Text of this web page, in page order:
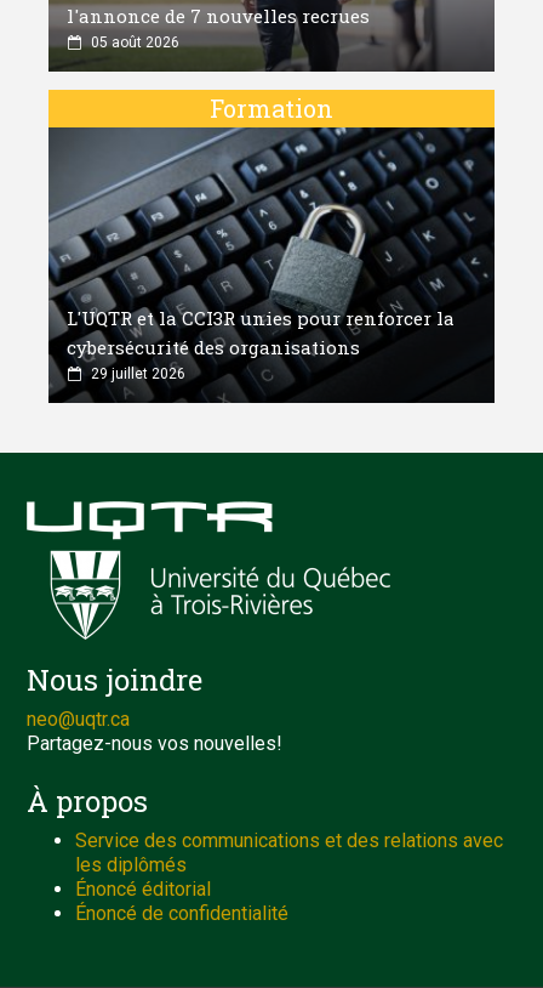
l'annonce de 7 nouvelles recrues
05 août 2026
Formation
L'UQTR et la CCI3R unies pour renforcer la
cybersécurité des organisations
29 juillet 2026
Nous joindre
neo@uqtr.ca
Partagez-nous vos nouvelles!
À propos
Service des communications et des relations avec
les diplômés
Énoncé éditorial
Énoncé de confidentialité